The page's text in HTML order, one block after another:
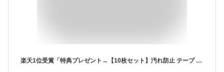
楽天1位受賞「特典プレゼント→【10枚セット】汚れ防止 テープ 半額クーポンで1,288円」送料無料 キャップ 深め 14cm 完全遮光 帽子 レディース 春 小顔効果 メンズ uv サイズ 調整 大きいサイズ 日よけ 完全遮光100％ 男女兼用 ブランド 汗染み 防止 ベースボールキャップ